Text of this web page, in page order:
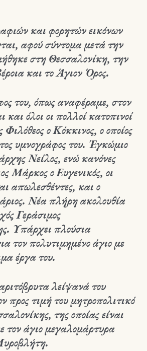
και φορητών εικόνων
αφού σύντομα μετά την
στη Θεσσαλονίκη, την
και το Άγιον Όρος.
του, όπως αναφέραμε, στον
και όλοι οι πολλοί κατοπινοί
Φιλόθεος ο Κόκκινος, ο οποίος
υμνογράφος του. Έγκώμιο
Νείλος, ενώ κανόνες
Μάρκος ο Ευγενικός, οι
απωλεσθέντες, και ο
Νέα πλήρη ακολουθία
Γεράσιμος
Υπάρχει πλούσια
τον πολυτιμημένο άγιο με
έργα του.
λείψανά του
προς τιμή του μητροπολιτικό
της οποίας είναι
τον άγιο μεγαλομάρτυρα